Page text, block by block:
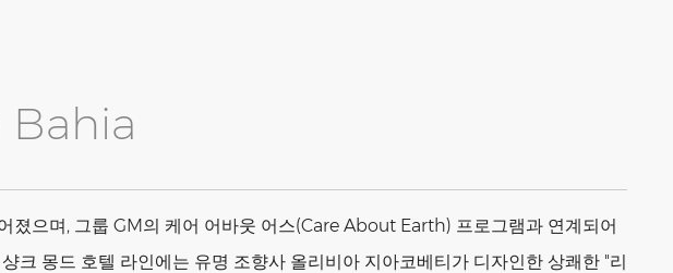
졌으며, 그룹 GM의 케어 어바웃 어스(Care About Earth) 프로그램과 연계되어
크 몽드 호텔 라인에는 유명 조향사 올리비아 지아코베티가 디자인한 상쾌한 "리